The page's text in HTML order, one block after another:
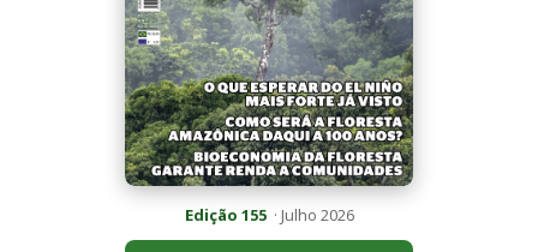
Edição 155· Julho 2026